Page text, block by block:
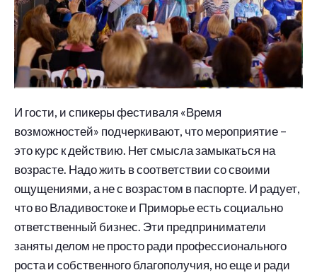
И гости, и спикеры фестиваля «Время
возможностей» подчеркивают, что мероприятие –
это курс к действию. Нет смысла замыкаться на
возрасте. Надо жить в соответствии со своими
ощущениями, а не с возрастом в паспорте. И радует,
что во Владивостоке и Приморье есть социально
ответственный бизнес. Эти предприниматели
заняты делом не просто ради профессионального
роста и собственного благополучия, но еще и ради